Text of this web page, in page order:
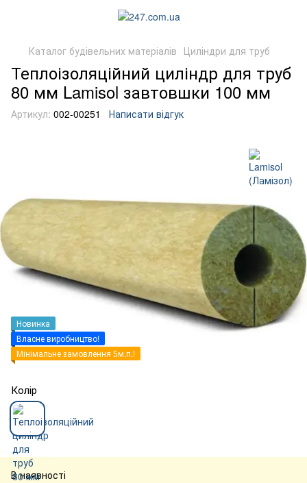
Каталог будівельних матеріалів Циліндри для труб
Теплоізоляційний циліндр для труб
80 мм Lamisol завтовшки 100 мм
Артикул: 002-00251 Написати відгук
Новинка
Власне виробництво!
Мінімальне замовлення 5м.п.!
Колір
В наявності